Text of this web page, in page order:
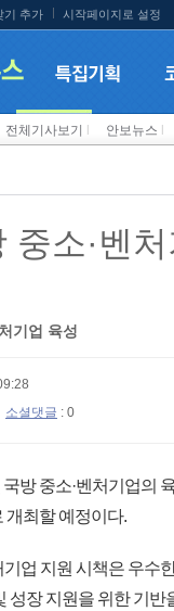
기 추가 시작페이지로 설정
전체기사보기 안보뉴스
소·벤
기업 육성
소셜댓글 : 0
방 중소·벤처기업의
개최할 예정이다.
업 지원 시책은 우수
성장 지원을 위한 기